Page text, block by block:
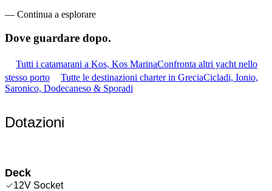
— Continua a esplorare
Dove guardare dopo.
Tutti i catamarani a Kos, Kos MarinaConfronta altri yacht nello
stesso porto
Tutte le destinazioni charter in GreciaCicladi, Ionio,
Saronico, Dodecaneso & Sporadi
Dotazioni
Deck
12V Socket